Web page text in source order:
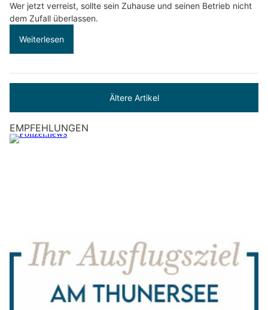
Wer jetzt verreist, sollte sein Zuhause und seinen Betrieb nicht
dem Zufall überlassen.
Weiterlesen
Ältere Artikel
EMPFEHLUNGEN